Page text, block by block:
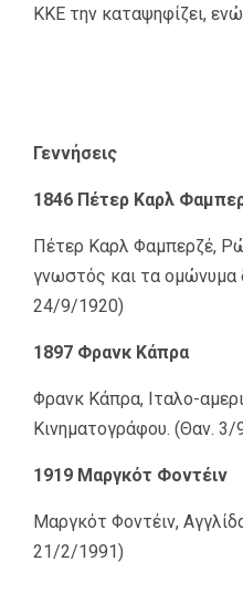
ΚΚΕ την καταψηφίζει,
Γεννήσεις
1846 Πέτερ Καρλ
Πέτερ Καρλ Φαμπερζέ,
γνωστός και τα ομώνυμα
24/9/1920)
1897 Φρανκ Κάπρα
Φρανκ Κάπρα, Ιταλο-
Κινηματογράφου. (Θαν.
1919 Μαργκότ Φοντέιν
Μαργκότ Φοντέιν,
21/2/1991)